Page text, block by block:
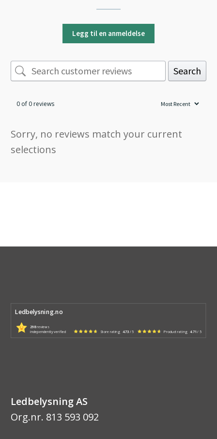
Legg til en anmeldelse
Search
0 of 0 reviews
Sorry, no reviews match your current
selections
Ledbelysning.no
298reviews
independently verified Store rating 4.73 / 5 Product rating 4.71 / 5
Ledbelysning AS
Org.nr. 813 593 092